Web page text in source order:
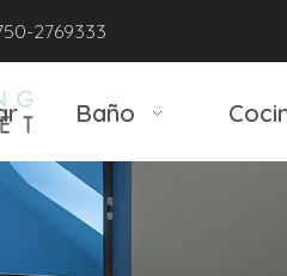
2769333
Baño